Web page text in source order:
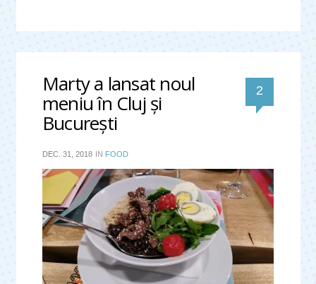
Marty a lansat noul
meniu în Cluj şi
Bucureşti
2
DEC. 31, 2018 IN FOOD